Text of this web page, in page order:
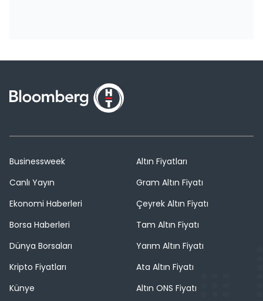
Businessweek
Canlı Yayın
Ekonomi Haberleri
Borsa Haberleri
Dünya Borsaları
Kripto Fiyatları
Künye
Altın Fiyatları
Gram Altın Fiyatı
Çeyrek Altın Fiyatı
Tam Altın Fiyatı
Yarım Altın Fiyatı
Ata Altın Fiyatı
Altın ONS Fiyatı